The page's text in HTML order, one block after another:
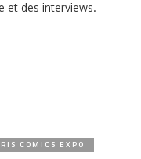
et des interviews.
COMICS EXPO